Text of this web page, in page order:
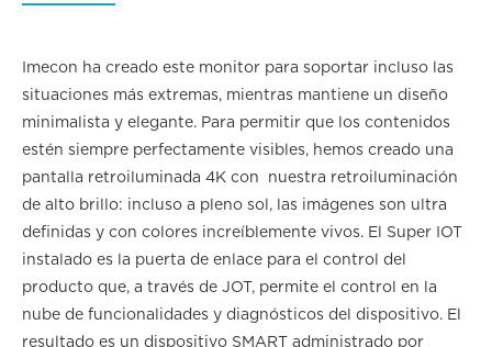
Imecon ha creado este monitor para soportar incluso las
situaciones más extremas, mientras mantiene un diseño
minimalista y elegante. Para permitir que los contenidos
estén siempre perfectamente visibles, hemos creado una
pantalla retroiluminada 4K con nuestra retroiluminación
de alto brillo: incluso a pleno sol, las imágenes son ultra
definidas y con colores increíblemente vivos. El Super IOT
instalado es la puerta de enlace para el control del
producto que, a través de JOT, permite el control en la
nube de funcionalidades y diagnósticos del dispositivo. El
resultado es un dispositivo SMART administrado por